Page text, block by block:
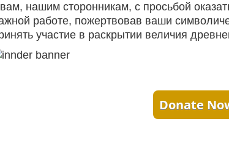
нашим сторонникам, с просьбой
работе, пожертвовав ваши
участие в раскрытии величия
Donate